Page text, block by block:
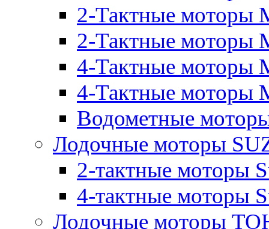
2-Тактные моторы
2-Тактные моторы
4-Тактные моторы
4-Тактные моторы
Водометные
Лодочные моторы
2-тактные моторы
4-тактные моторы
Лодочные моторы